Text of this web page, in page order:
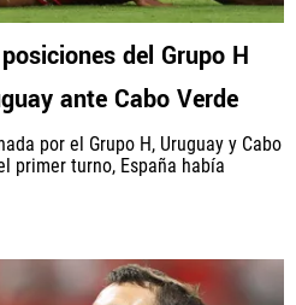
del Grupo H
ante Cabo Verde
por el Grupo H, Uruguay y Cabo
primer turno, España había